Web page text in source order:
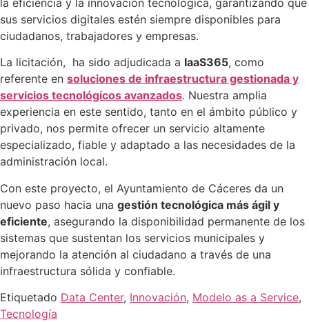
sus servicios digitales estén siempre disponibles para
ciudadanos, trabajadores y empresas.
La licitación, ha sido adjudicada a IaaS365, como
referente en soluciones de infraestructura gestionada y
servicios tecnológicos avanzados. Nuestra amplia
experiencia en este sentido, tanto en el ámbito público y
privado, nos permite ofrecer un servicio altamente
especializado, fiable y adaptado a las necesidades de la
administración local.
Con este proyecto, el Ayuntamiento de Cáceres da un
nuevo paso hacia una gestión tecnológica más ágil y
eficiente, asegurando la disponibilidad permanente de los
sistemas que sustentan los servicios municipales y
mejorando la atención al ciudadano a través de una
infraestructura sólida y confiable.
Etiquetado Data Center, Innovación, Modelo as a Service,
Tecnología